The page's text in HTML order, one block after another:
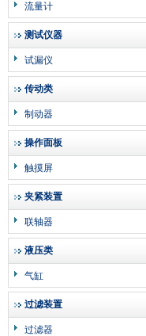
流量计
测试仪器
试漏仪
传动类
制动器
操作面板
触摸屏
夹紧装置
联轴器
液压类
气缸
过滤装置
过滤器